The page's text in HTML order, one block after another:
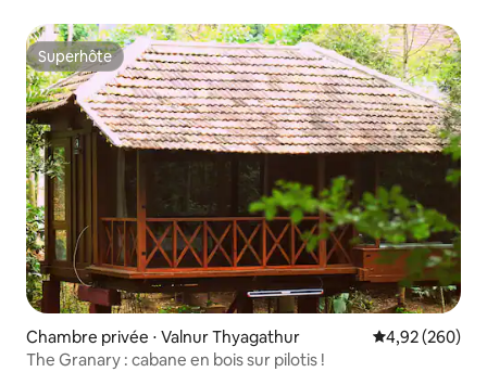
Superhôte
Superhôte
Chambre privée ⋅ Valnur Thyagathur Évaluation
4,92 (260)
The Granary : cabane en bois sur pilotis !